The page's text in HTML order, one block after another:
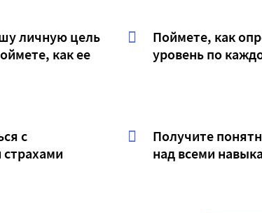
личную цель
как ее
Поймете, как
уровень по
с
Получите
над всеми